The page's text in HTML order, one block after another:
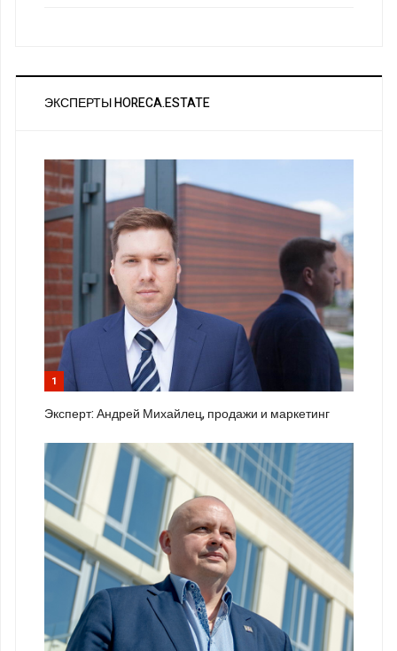
ЭКСПЕРТЫ HORECA.ESTATE
1
Эксперт: Андрей Михайлец, продажи и маркетинг